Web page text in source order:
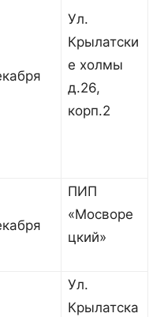
Ул.
Крылатски
е холмы
д.26,
корп.2
ПИП
«Мосворе
цкий»
Ул.
Крылатска